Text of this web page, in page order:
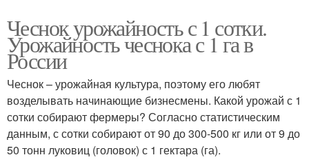
Чеснок урожайность с 1 сотки.
Урожайность чеснока с 1 га в
России
Чеснок – урожайная культура, поэтому его любят
возделывать начинающие бизнесмены. Какой урожай с 1
сотки собирают фермеры? Согласно статистическим
данным, с сотки собирают от 90 до 300-500 кг или от 9 до
50 тонн луковиц (головок) с 1 гектара (га).